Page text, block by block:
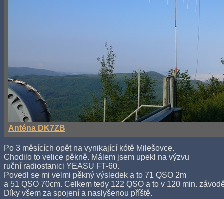
Anténa DK7ZB
Po 3 měsících opět na vynikající kótě Milešovce.
Chodilo to velice pěkně. Málem jsem upekl na výzvu
ruční radiostanici YEASU FT-60.
Povedl se mi velmi pěkný výsledek a to 71 QSO 2m
a 51 QSO 70cm. Celkem tedy 122 QSO a to v 120 min.
Díky všem za spojení a naslyšenou příště.